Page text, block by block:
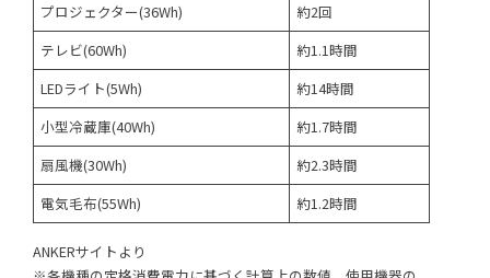
プロジェクター(36Wh)
約2回
テレビ(60Wh)
約1.1時間
LEDライト(5Wh)
約14時間
小型冷蔵庫(40Wh)
約1.7時間
扇風機(30Wh)
約2.3時間
電気毛布(55Wh)
約1.2時間
ANKERサイトより